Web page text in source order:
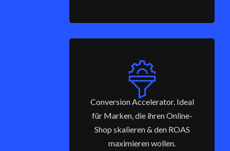
Conversion Accelerator. Ideal
für Marken, die ihren Online-
Shop skalieren & den ROAS
maximieren wollen.